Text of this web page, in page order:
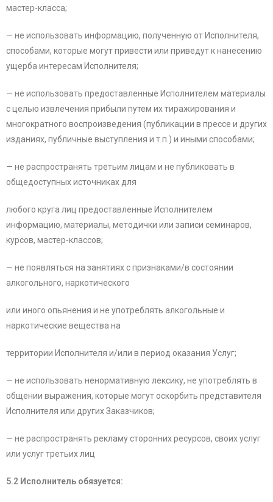
мастер-класса;
— не использовать информацию, полученную от Исполнителя,
способами, которые могут привести или приведут к нанесению
ущерба интересам Исполнителя;
— не использовать предоставленные Исполнителем материалы
с целью извлечения прибыли путем их тиражирования и
многократного воспроизведения (публикации в прессе и других
изданиях, публичные выступления и т.п.) и иными способами;
— не распространять третьим лицам и не публиковать в
общедоступных источниках для
любого круга лиц предоставленные Исполнителем
информацию, материалы, методички или записи семинаров,
курсов, мастер-классов;
— не появляться на занятиях с признаками/в состоянии
алкогольного, наркотического
или иного опьянения и не употреблять алкогольные и
наркотические вещества на
территории Исполнителя и/или в период оказания Услуг;
— не использовать ненормативную лексику, не употреблять в
общении выражения, которые могут оскорбить представителя
Исполнителя или других Заказчиков;
— не распространять рекламу сторонних ресурсов, своих услуг
или услуг третьих лиц
5.2 Исполнитель обязуется: